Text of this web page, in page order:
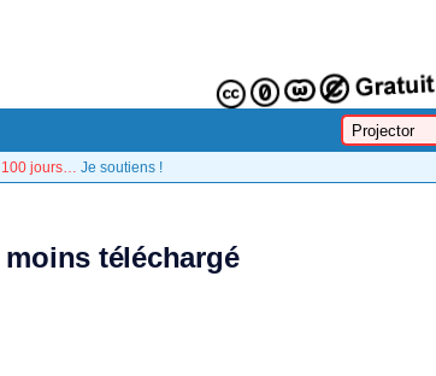
100 jours… Je soutiens !
téléchargé